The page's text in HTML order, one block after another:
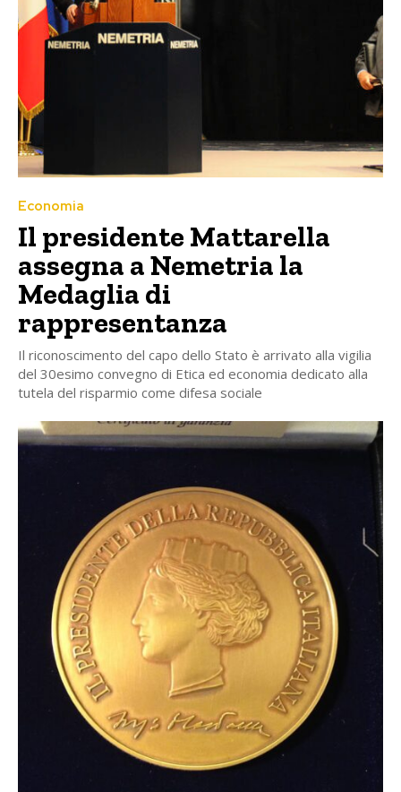
Economia
Il presidente Mattarella
assegna a Nemetria la
Medaglia di
rappresentanza
Il riconoscimento del capo dello Stato è arrivato alla vigilia
del 30esimo convegno di Etica ed economia dedicato alla
tutela del risparmio come difesa sociale